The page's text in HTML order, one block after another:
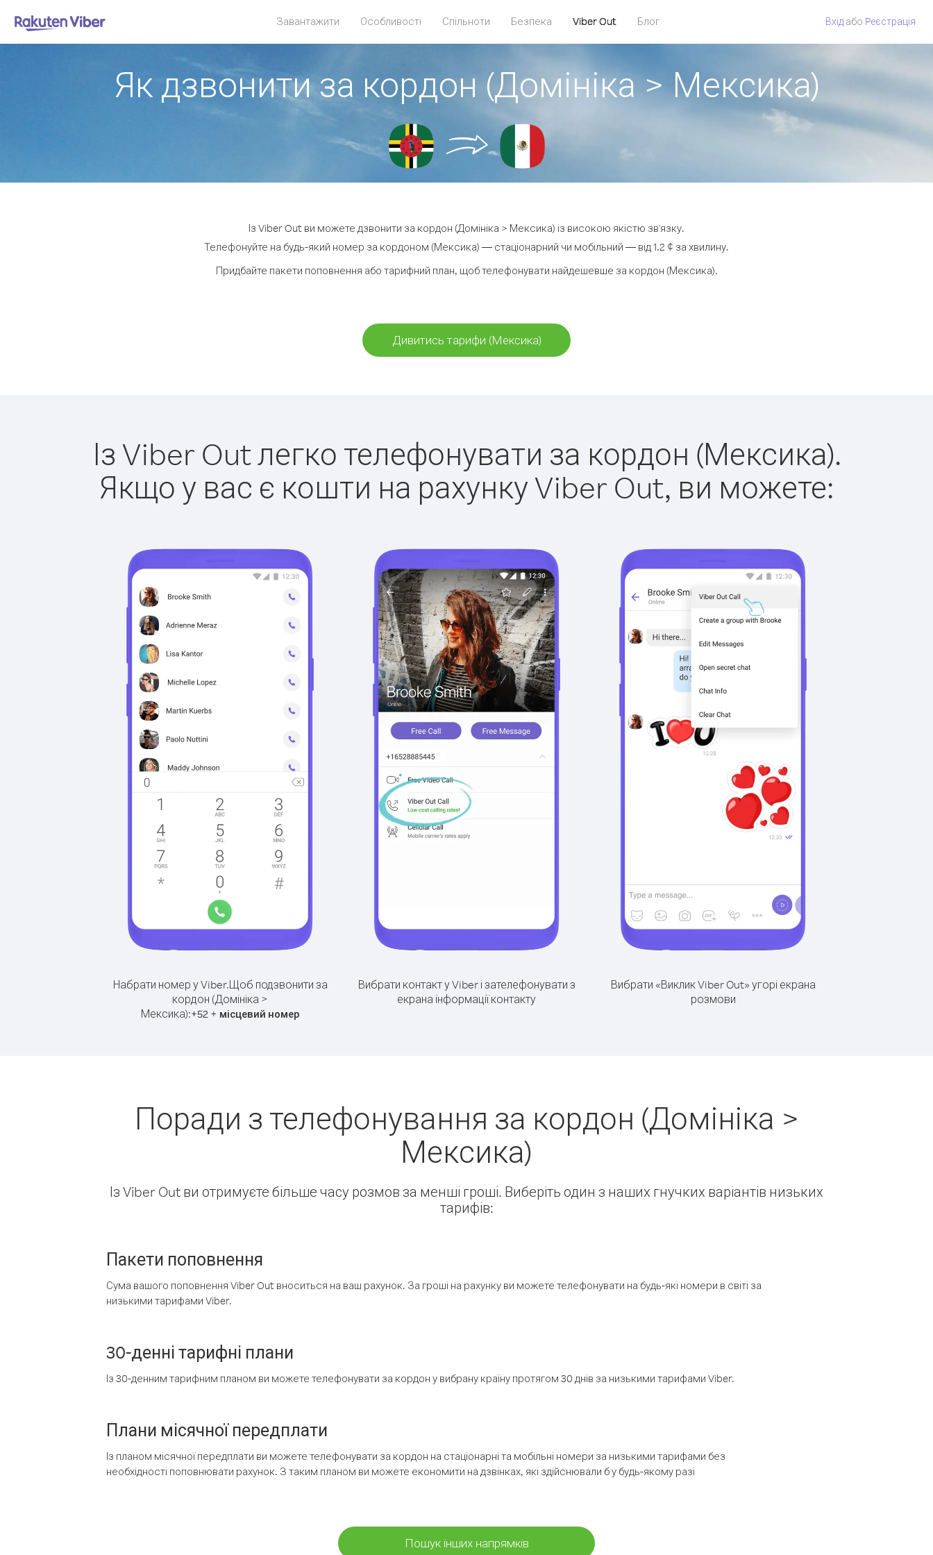
Завантажити Особливості Спільноти Безпека Viber Out Блог Вхід або Pеєстрація
Як дзвонити за кордон (Домініка > Мексика)
Із Viber Out ви можете дзвонити за кордон (Домініка > Мексика) із високою якістю зв'язку.
Телефонуйте на будь-який номер за кордоном (Мексика) — стаціонарний чи мобільний — від 1.2 ¢ за хвилину.
Придбайте пакети поповнення або тарифний план, щоб телефонувати найдешевше за кордон (Мексика).
Дивитись тарифи (Мексика)
Із Viber Out легко телефонувати за кордон (Мексика).
Якщо у вас є кошти на рахунку Viber Out, ви можете:
Набрати номер у Viber.Щоб подзвонити за
кордон (Домініка >
Мексика):+52+ місцевий номер
Вибрати контакт у Viber і зателефонувати з
екрана інформації контакту
Вибрати «Виклик Viber Out» угорі екрана
розмови
Поради з телефонування за кордон (Домініка >
Мексика)
Із Viber Out ви отримуєте більше часу розмов за менші гроші. Виберіть один з наших гнучких варіантів низьких
тарифів:
Пакети поповнення
Сума вашого поповнення Viber Out вноситься на ваш рахунок. За гроші на рахунку ви можете телефонувати на будь-які номери в світі за
низькими тарифами Viber.
30-денні тарифні плани
Із 30-денним тарифним планом ви можете телефонувати за кордон у вибрану країну протягом 30 днів за низькими тарифами Viber.
Плани місячної передплати
Із планом місячної передплати ви можете телефонувати за кордон на стаціонарні та мобільні номери за низькими тарифами без
необхідності поповнювати рахунок. З таким планом ви можете економити на дзвінках, які здійснювали б у будь-якому разі
Пошук інших напрямків